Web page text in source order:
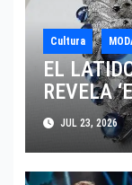
Cultura
EL
REVELA
ALTA
JUL 23, 2026